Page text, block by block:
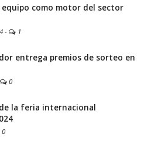
equipo como motor del sector
- 1
entrega premios de sorteo en
0
la feria internacional
0